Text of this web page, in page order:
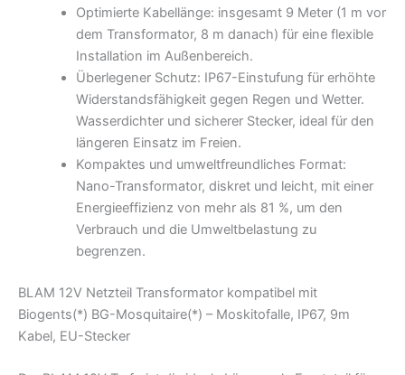
Optimierte Kabellänge: insgesamt 9 Meter (1 m vor
dem Transformator, 8 m danach) für eine flexible
Installation im Außenbereich.
Überlegener Schutz: IP67-Einstufung für erhöhte
Widerstandsfähigkeit gegen Regen und Wetter.
Wasserdichter und sicherer Stecker, ideal für den
längeren Einsatz im Freien.
Kompaktes und umweltfreundliches Format:
Nano-Transformator, diskret und leicht, mit einer
Energieeffizienz von mehr als 81 %, um den
Verbrauch und die Umweltbelastung zu
begrenzen.
BLAM 12V Netzteil Transformator kompatibel mit
Biogents(*) BG-Mosquitaire(*) – Moskitofalle, IP67, 9m
Kabel, EU-Stecker